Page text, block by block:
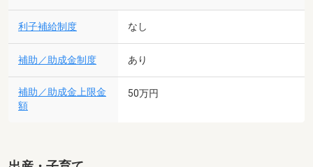
利子補給制度 なし
補助／助成金制度 あり
補助／助成金上限金
額
50万円